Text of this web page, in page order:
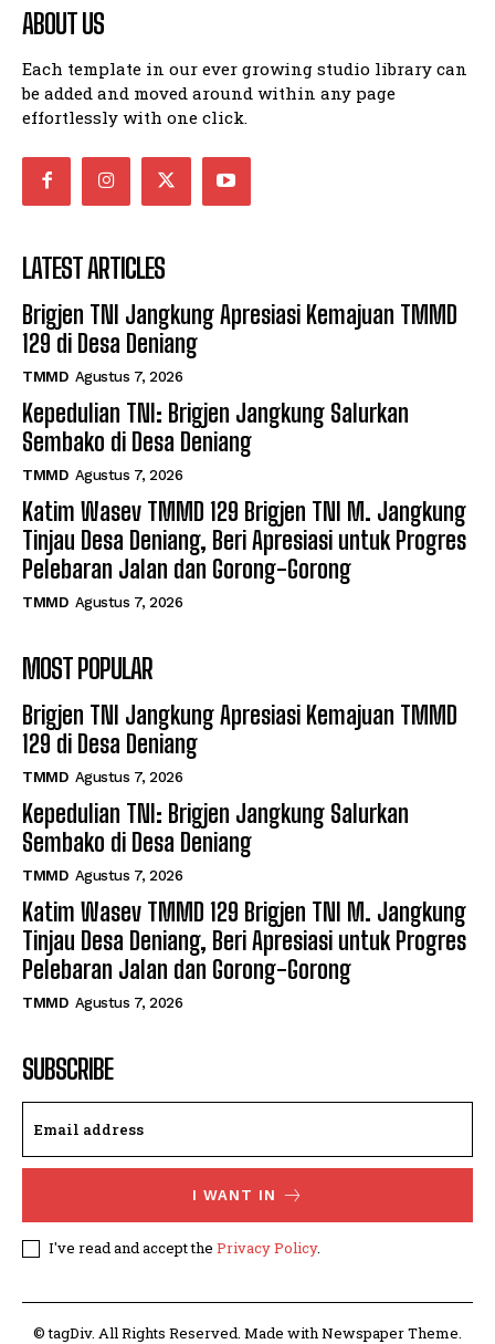
ABOUT US
Each template in our ever growing studio library can
be added and moved around within any page
effortlessly with one click.
LATEST ARTICLES
Brigjen TNI Jangkung Apresiasi Kemajuan TMMD
129 di Desa Deniang
TMMD Agustus 7, 2026
Kepedulian TNI: Brigjen Jangkung Salurkan
Sembako di Desa Deniang
TMMD Agustus 7, 2026
Katim Wasev TMMD 129 Brigjen TNI M. Jangkung
Tinjau Desa Deniang, Beri Apresiasi untuk Progres
Pelebaran Jalan dan Gorong-Gorong
TMMD Agustus 7, 2026
MOST POPULAR
Brigjen TNI Jangkung Apresiasi Kemajuan TMMD
129 di Desa Deniang
TMMD Agustus 7, 2026
Kepedulian TNI: Brigjen Jangkung Salurkan
Sembako di Desa Deniang
TMMD Agustus 7, 2026
Katim Wasev TMMD 129 Brigjen TNI M. Jangkung
Tinjau Desa Deniang, Beri Apresiasi untuk Progres
Pelebaran Jalan dan Gorong-Gorong
TMMD Agustus 7, 2026
SUBSCRIBE
I WANT IN
I've read and accept the Privacy Policy.
© tagDiv. All Rights Reserved. Made with Newspaper Theme.